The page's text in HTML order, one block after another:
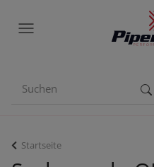
Startseite